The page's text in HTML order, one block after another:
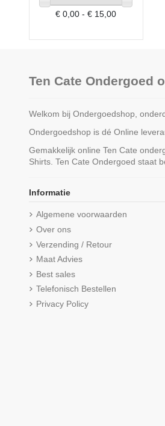
€ 0,00 - € 15,00
Ten Cate Ondergoed
Welkom bij Ondergoedshop,
Ondergoedshop is dé Online
Gemakkelijk online Ten Cate
Shirts. Ten Cate Ondergoed staat
Informatie
Algemene voorwaarden
Over ons
Verzending / Retour
Maat Advies
Best sales
Telefonisch Bestellen
Privacy Policy